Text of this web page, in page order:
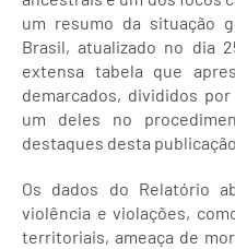
um resumo da situação
Brasil, atualizado no dia
extensa tabela que
demarcados, divididos
um deles no
destaques desta
Os dados do Relatório
violência e violações,
territoriais, ameaça de